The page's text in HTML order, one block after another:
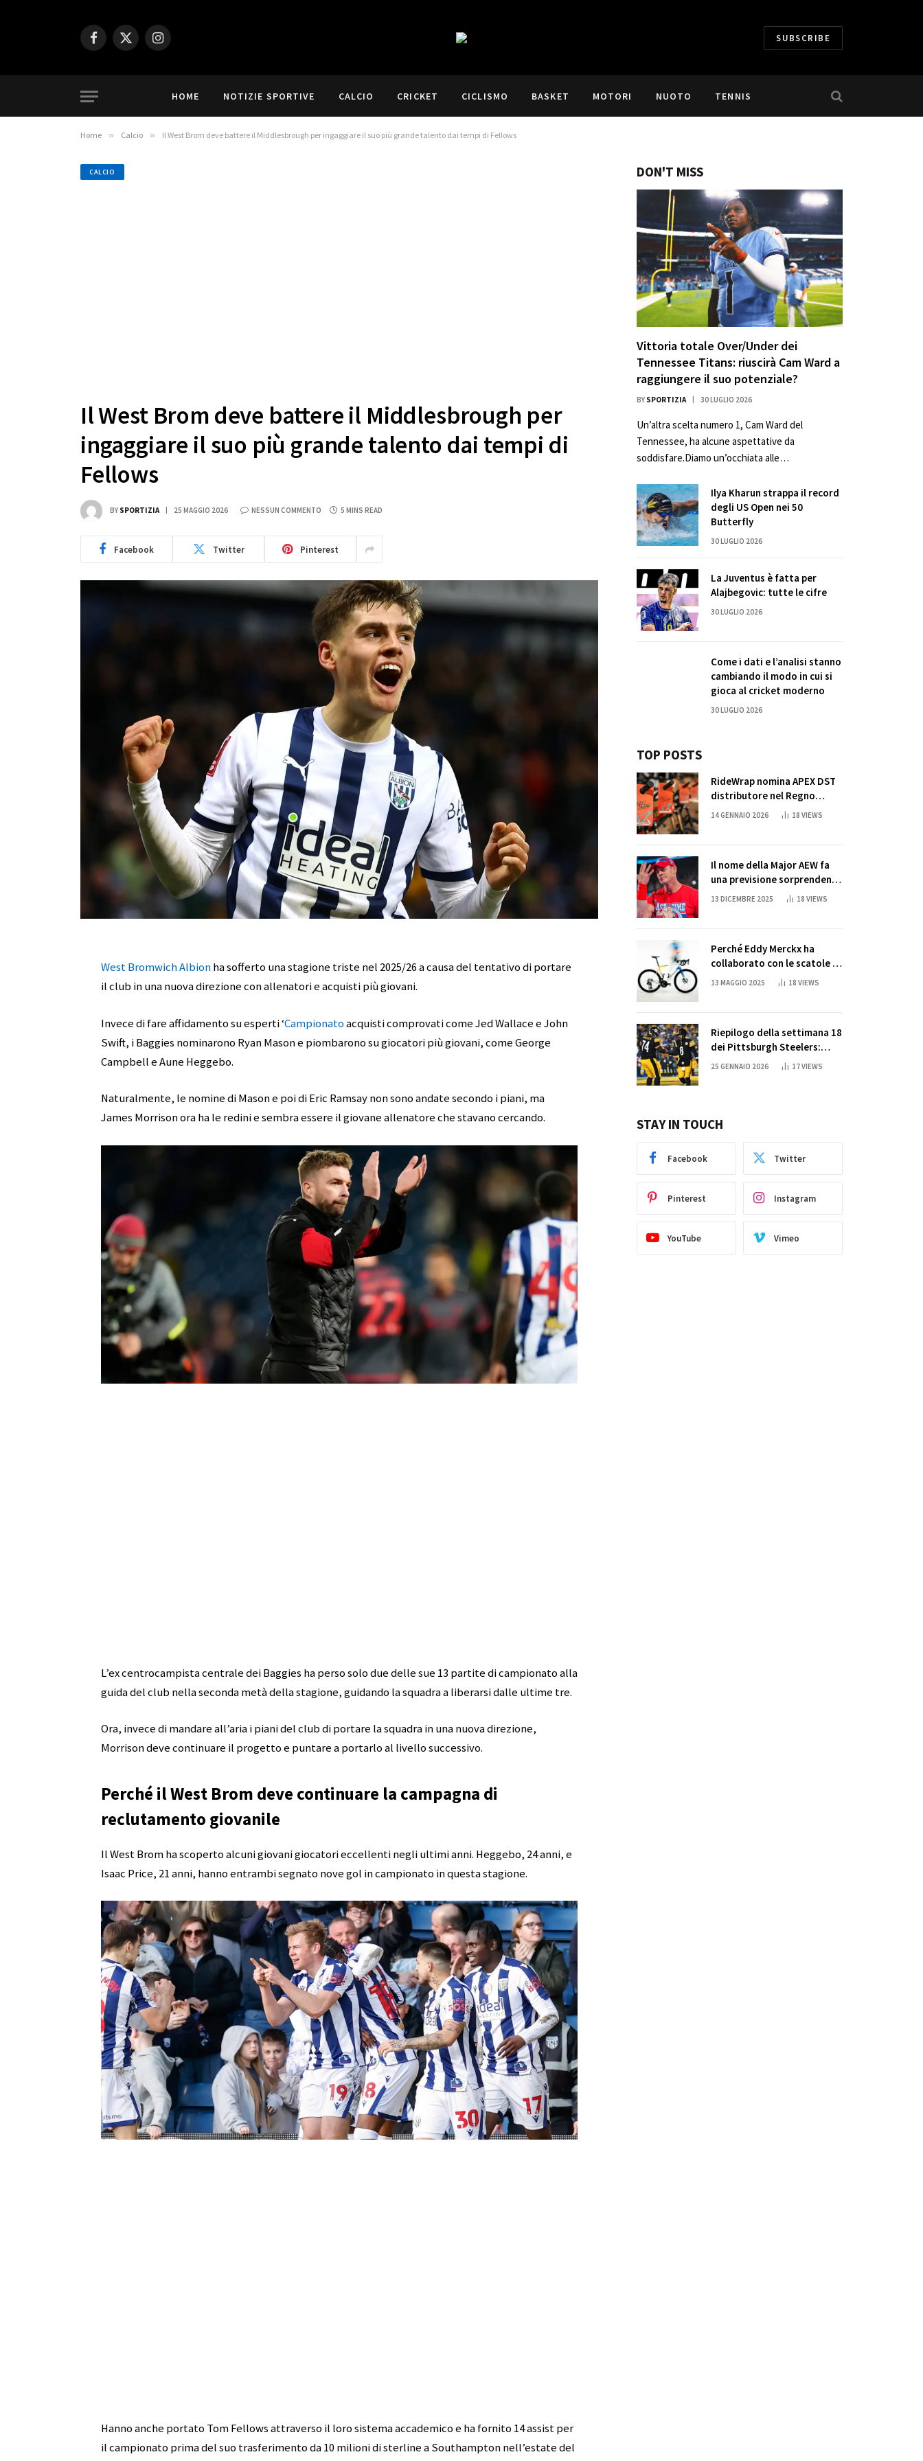
Facebook
X
Instagram SUBSCRIBE
HOME NOTIZIE SPORTIVE CALCIO CRICKET CICLISMO BASKET MOTORI NUOTO TENNIS
Home » Calcio » Il West Brom deve battere il Middlesbrough per ingaggiare il suo più grande talento dai tempi di Fellows
CALCIO
Il West Brom deve battere il Middlesbrough per
ingaggiare il suo più grande talento dai tempi di
Fellows
BY SPORTIZIA 25 MAGGIO 2026 NESSUN COMMENTO 5 MINS READ
Facebook Twitter Pinterest
West Bromwich Albionha sofferto una stagione triste nel 2025/26 a causa del tentativo di portare
il club in una nuova direzione con allenatori e acquisti più giovani.
Invece di fare affidamento su esperti ‘Campionatoacquisti comprovati come Jed Wallace e John
Swift, i Baggies nominarono Ryan Mason e piombarono su giocatori più giovani, come George
Campbell e Aune Heggebo.
Naturalmente, le nomine di Mason e poi di Eric Ramsay non sono andate secondo i piani, ma
James Morrison ora ha le redini e sembra essere il giovane allenatore che stavano cercando.
L’ex centrocampista centrale dei Baggies ha perso solo due delle sue 13 partite di campionato alla
guida del club nella seconda metà della stagione, guidando la squadra a liberarsi dalle ultime tre.
Ora, invece di mandare all’aria i piani del club di portare la squadra in una nuova direzione,
Morrison deve continuare il progetto e puntare a portarlo al livello successivo.
Perché il West Brom deve continuare la campagna di
reclutamento giovanile
Il West Brom ha scoperto alcuni giovani giocatori eccellenti negli ultimi anni. Heggebo, 24 anni, e
Isaac Price, 21 anni, hanno entrambi segnato nove gol in campionato in questa stagione.
Hanno anche portato Tom Fellows attraverso il loro sistema accademico e ha fornito 14 assist per
il campionato prima del suo trasferimento da 10 milioni di sterline a Southampton nell’estate del
DON'T MISS
Vittoria totale Over/Under dei
Tennessee Titans: riuscirà Cam Ward a
raggiungere il suo potenziale?
BY SPORTIZIA 30 LUGLIO 2026
Un’altra scelta numero 1, Cam Ward del
Tennessee, ha alcune aspettative da
soddisfare.Diamo un’occhiata alle…
Ilya Kharun strappa il record
degli US Open nei 50
Butterfly
30 LUGLIO 2026
La Juventus è fatta per
Alajbegovic: tutte le cifre
30 LUGLIO 2026
Come i dati e l’analisi stanno
cambiando il modo in cui si
gioca al cricket moderno
30 LUGLIO 2026
TOP POSTS
RideWrap nomina APEX DST
distributore nel Regno
Unito
14 GENNAIO 2026 18 VIEWS
Il nome della Major AEW fa
una previsione sorprendente
per la partita di ritiro di
13 DICEMBRE 2025 18 VIEWS
Perché Eddy Merckx ha
collaborato con le scatole di
succo di Sun Capri
13 MAGGIO 2025 18 VIEWS
Riepilogo della settimana 18
dei Pittsburgh Steelers:
credi nei miracoli?
25 GENNAIO 2026 17VIEWS
STAY IN TOUCH
Facebook Twitter
Pinterest Instagram
YouTube Vimeo